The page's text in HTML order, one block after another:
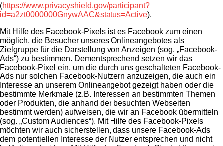
(https://www.privacyshield.gov/participant?
id=a2zt0000000GnywAAC&status=Active).
Mit Hilfe des Facebook-Pixels ist es Facebook zum einen
möglich, die Besucher unseres Onlineangebotes als
Zielgruppe für die Darstellung von Anzeigen (sog. „Facebook-
Ads“) zu bestimmen. Dementsprechend setzen wir das
Facebook-Pixel ein, um die durch uns geschalteten Facebook-
Ads nur solchen Facebook-Nutzern anzuzeigen, die auch ein
Interesse an unserem Onlineangebot gezeigt haben oder die
bestimmte Merkmale (z.B. Interessen an bestimmten Themen
oder Produkten, die anhand der besuchten Webseiten
bestimmt werden) aufweisen, die wir an Facebook übermitteln
(sog. „Custom Audiences“). Mit Hilfe des Facebook-Pixels
möchten wir auch sicherstellen, dass unsere Facebook-Ads
dem potentiellen Interesse der Nutzer entsprechen und nicht